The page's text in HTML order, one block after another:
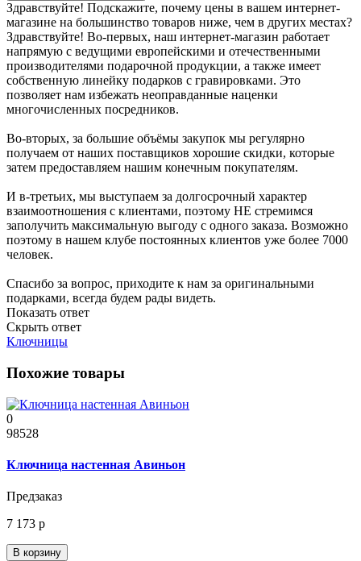
Здравствуйте! Подскажите, почему цены в вашем интернет-
магазине на большинство товаров ниже, чем в других местах?
Здравствуйте! Во-первых, наш интернет-магазин работает
напрямую с ведущими европейскими и отечественными
производителями подарочной продукции, а также имеет
собственную линейку подарков с гравировками. Это
позволяет нам избежать неоправданные наценки
многочисленных посредников.
Во-вторых, за большие объёмы закупок мы регулярно
получаем от наших поставщиков хорошие скидки, которые
затем предоставляем нашим конечным покупателям.
И в-третьих, мы выступаем за долгосрочный характер
взаимоотношения с клиентами, поэтому НЕ стремимся
заполучить максимальную выгоду с одного заказа. Возможно
поэтому в нашем клубе постоянных клиентов уже более 7000
человек.
Спасибо за вопрос, приходите к нам за оригинальными
подарками, всегда будем рады видеть.
Показать ответ
Скрыть ответ
Ключницы
Похожие товары
0
98528
Ключница настенная Авиньон
Предзаказ
7 173 р
В корзину